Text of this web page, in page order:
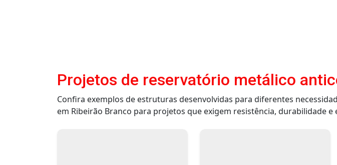
Projetos de reservatório metálico
Confira exemplos de estruturas desenvolvidas para diferentes
em Ribeirão Branco para projetos que exigem resistência, durabilidade e